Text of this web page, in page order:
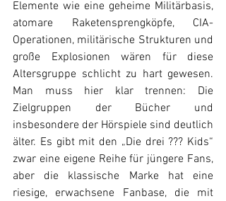
Elemente wie eine geheime Militärbasis,
atomare Raketensprengköpfe, CIA-
Operationen, militärische Strukturen und
große Explosionen wären für diese
Altersgruppe schlicht zu hart gewesen.
Man muss hier klar trennen: Die
Zielgruppen der Bücher und
insbesondere der Hörspiele sind deutlich
älter. Es gibt mit den „Die drei ??? Kids“
zwar eine eigene Reihe für jüngere Fans,
aber die klassische Marke hat eine
riesige, erwachsene Fanbase, die mit